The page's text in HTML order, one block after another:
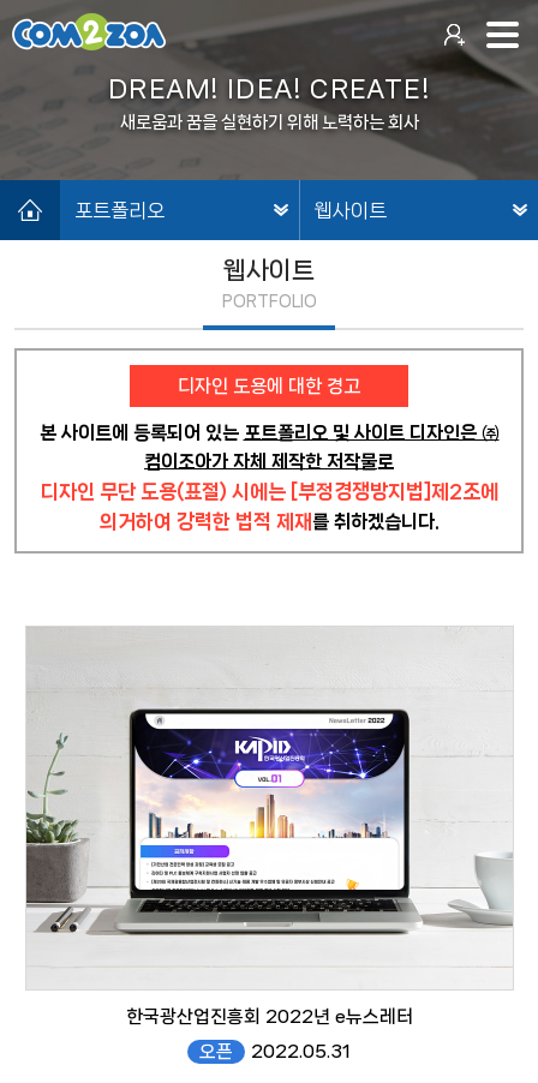
DREAM! IDEA! CREATE!
새로움과 꿈을 실현하기 위해 노력하는 회사
포트폴리오 웹사이트
웹사이트
PORTFOLIO
디자인 도용에 대한 경고
본 사이트에 등록되어 있는 포트폴리오 및 사이트 디자인은 ㈜
컴이조아가 자체 제작한 저작물로
디자인 무단 도용(표절) 시에는 [부정경쟁방지법]제2조에
의거하여 강력한 법적 제재를 취하겠습니다.
한국광산업진흥회 2022년 e뉴스레터
오픈
2022.05.31